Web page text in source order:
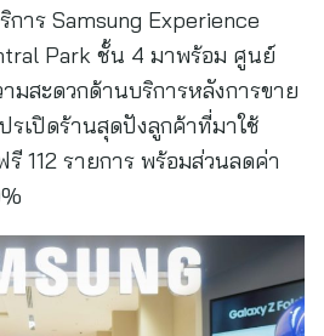
การ Samsung Experience
Park ชั้น 4 มาพร้อม ศูนย์
มสะดวกด้านบริการหลังการขาย
รเปิดร้านสุดปังลูกค้าที่มาใช้
รี 112 รายการ พร้อมส่วนลดค่า